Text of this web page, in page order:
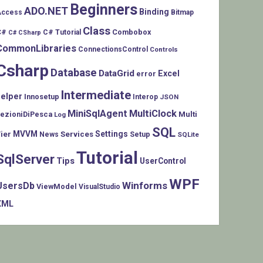
ADO.NET Beginners Binding Bitmap
C# CSharp C# Tutorial Class Combobox
ConnectionsControl Controls
Database DataGrid error Excel
Innosetup Intermediate Interop JSON
Log MiniSqlAgent MultiClock Multi
MVVM News Services Settings Setup SQL SQLite
TipsTutorial UserControl
ViewModel VisualStudio WinformsWPF